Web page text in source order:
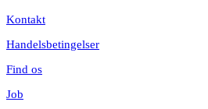
Kontakt
Handelsbetingelser
Find os
Job